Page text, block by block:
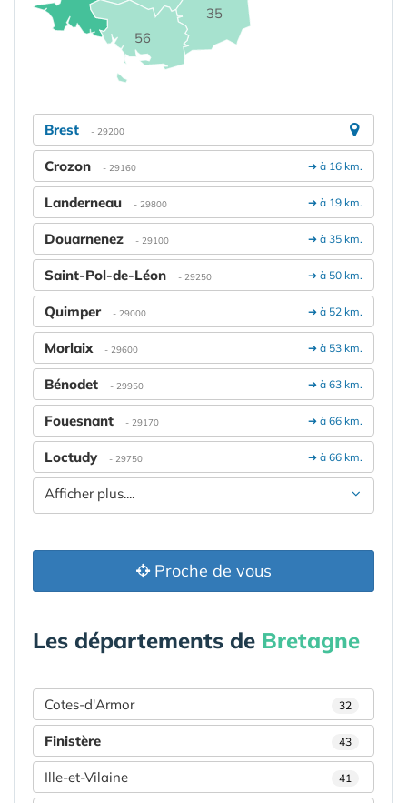
35
56
Brest - 29200
➔ à 16 km.
Crozon - 29160
➔ à 19 km.
Landerneau - 29800
➔ à 35 km.
Douarnenez - 29100
➔ à 50 km.
Saint-Pol-de-Léon - 29250
➔ à 52 km.
Quimper - 29000
➔ à 53 km.
Morlaix - 29600
➔ à 63 km.
Bénodet - 29950
➔ à 66 km.
Fouesnant - 29170
➔ à 66 km.
Loctudy - 29750
Afficher plus....
Proche de vous
Les départements de Bretagne
Cotes-d'Armor 32
Finistère 43
Ille-et-Vilaine 41